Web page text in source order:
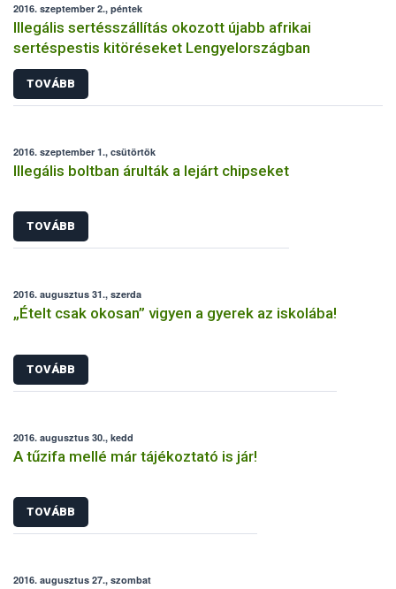
2016. szeptember 2., péntek
Illegális sertésszállítás okozott újabb afrikai
sertéspestis kitöréseket Lengyelországban
TOVÁBB
2016. szeptember 1., csütörtök
Illegális boltban árulták a lejárt chipseket
TOVÁBB
2016. augusztus 31., szerda
„Ételt csak okosan” vigyen a gyerek az iskolába!
TOVÁBB
2016. augusztus 30., kedd
A tűzifa mellé már tájékoztató is jár!
TOVÁBB
2016. augusztus 27., szombat